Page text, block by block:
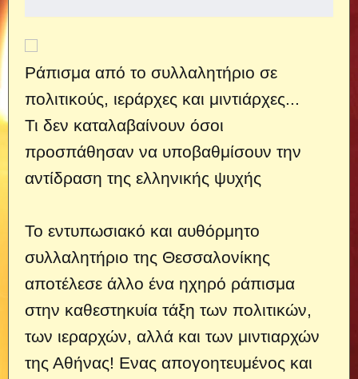
Ράπισμα από το συλλαλητήριο σε
πολιτικούς, ιεράρχες και μιντιάρχες...
Τι δεν καταλαβαίνουν όσοι
προσπάθησαν να υποβαθμίσουν την
αντίδραση της ελληνικής ψυχής
Το εντυπωσιακό και αυθόρμητο
συλλαλητήριο της Θεσσαλονίκης
αποτέλεσε άλλο ένα ηχηρό ράπισμα
στην καθεστηκυία τάξη των πολιτικών,
των ιεραρχών, αλλά και των μιντιαρχών
της Αθήνας! Ενας απογοητευμένος και